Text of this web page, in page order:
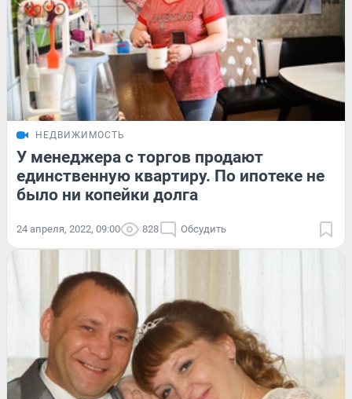
НЕДВИЖИМОСТЬ
У менеджера с торгов продают
единственную квартиру. По ипотеке не
было ни копейки долга
24 апреля, 2022, 09:00 828 Обсудить